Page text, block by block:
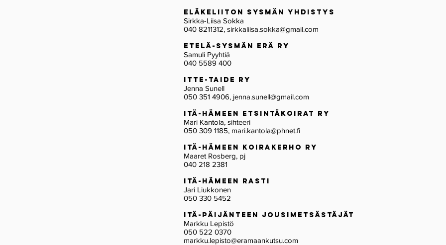
Eläkeliiton Sysmän Yhdistys
Sirkka-Liisa Sokka
040 8211312, sirkkaliisa.sokka@gmail.com
Etelä-Sysmän Erä ry
Samuli Pyyhtiä
040 5589 400
ITte-taide ry
Jenna Sunell
050 351 4906, jenna.sunell@gmail.com
Itä-Hämeen Etsintäkoirat ry
Mari Kantola, sihteeri
050 309 1185, mari.kantola@phnet.fi
Itä-Hämeen Koirakerho ry
Maaret Rosberg, pj
040 218 2381
Itä-Hämeen Rasti
Jari Liukkonen
050 330 5452
Itä-Päijänteen Jousimetsästäjät
Markku Lepistö
050 522 0370
markku.lepisto@eramaankutsu.com